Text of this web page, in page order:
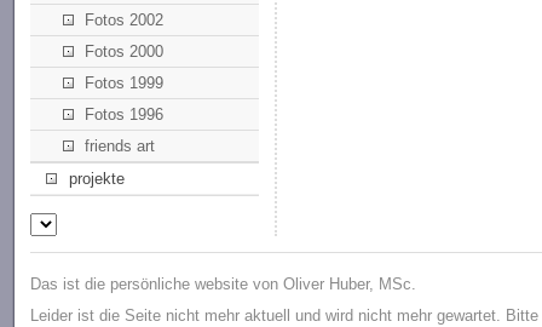
Fotos 2002
Fotos 2000
Fotos 1999
Fotos 1996
friends art
projekte
Das ist die persönliche website von Oliver Huber, MSc.
Leider ist die Seite nicht mehr aktuell und wird nicht mehr gewartet.